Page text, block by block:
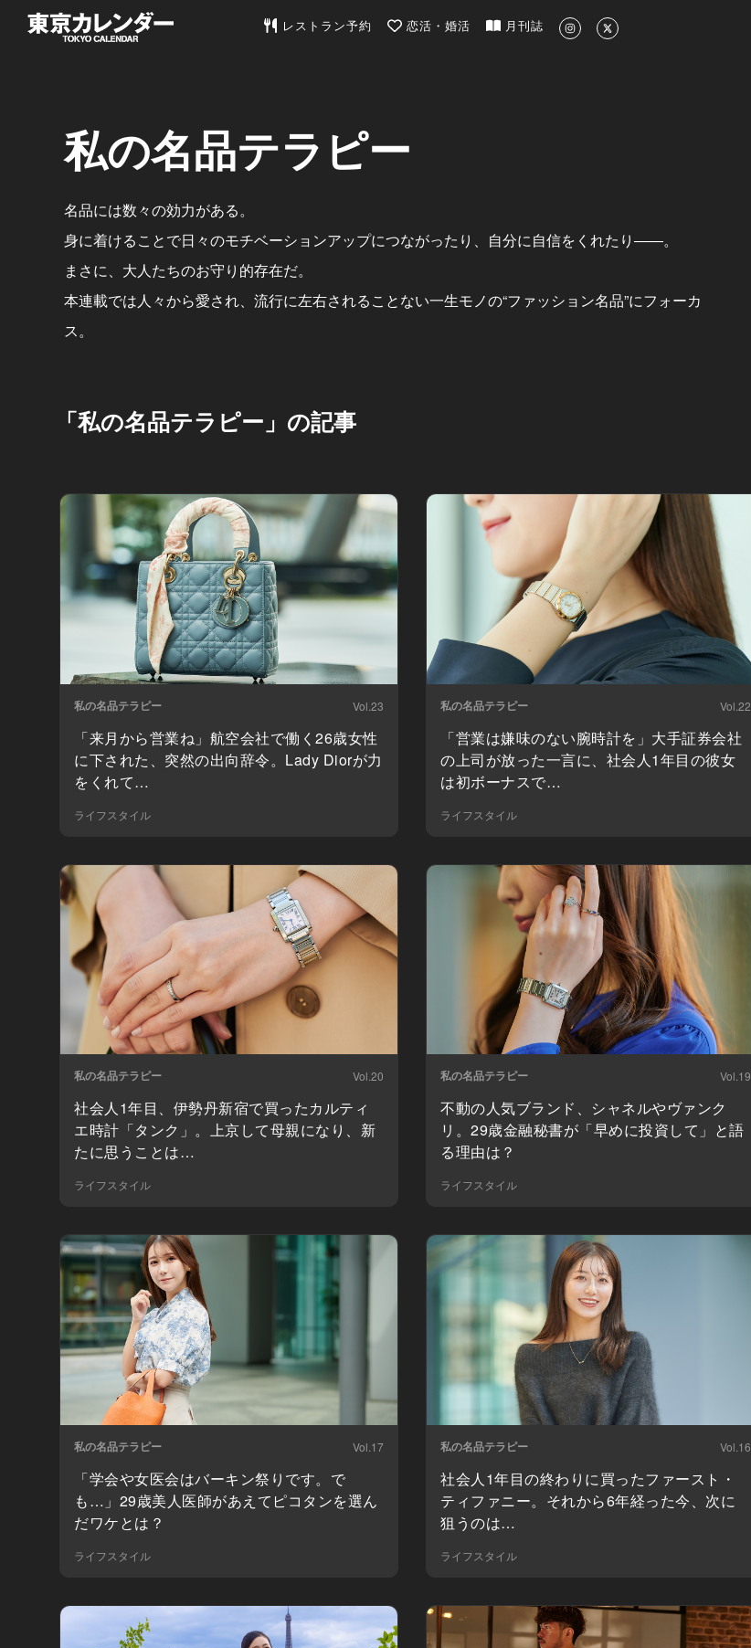
東京カレンダー | 最新のグルメ、洗練されたライフスタイル情報
レストラン予約 恋活・婚活 月刊誌
私の名品テラピー
名品には数々の効力がある。
身に着けることで日々のモチベーションアップにつながったり、自分に自信をくれたり――。
まさに、大人たちのお守り的存在だ。
本連載では人々から愛され、流行に左右されることない一生モノの“ファッション名品”にフォーカ
ス。
「私の名品テラピー」の記事
私の名品テラピー Vol.23
「来月から営業ね」航空会社で働く26歳女性
に下された、突然の出向辞令。Lady Diorが力
をくれて…
ライフスタイル
私の名品テラピー Vol.22
「営業は嫌味のない腕時計を」大手証券会社
の上司が放った一言に、社会人1年目の彼女
は初ボーナスで…
ライフスタイル
私の名品テラピー Vol.20
社会人1年目、伊勢丹新宿で買ったカルティ
エ時計「タンク」。上京して母親になり、新
たに思うことは…
ライフスタイル
私の名品テラピー Vol.19
不動の人気ブランド、シャネルやヴァンク
リ。29歳金融秘書が「早めに投資して」と語
る理由は？
ライフスタイル
私の名品テラピー Vol.17
「学会や女医会はバーキン祭りです。で
も…」29歳美人医師があえてピコタンを選ん
だワケとは？
ライフスタイル
私の名品テラピー Vol.16
社会人1年目の終わりに買ったファースト・
ティファニー。それから6年経った今、次に
狙うのは…
ライフスタイル